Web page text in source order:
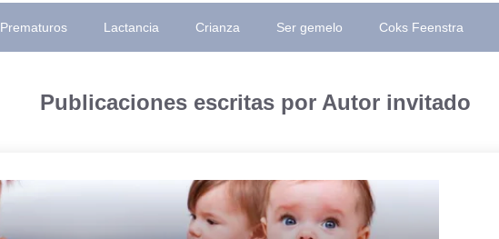
Prematuros Lactancia Crianza Ser gemelo Coks Feenstra
Publicaciones escritas por Autor invitado